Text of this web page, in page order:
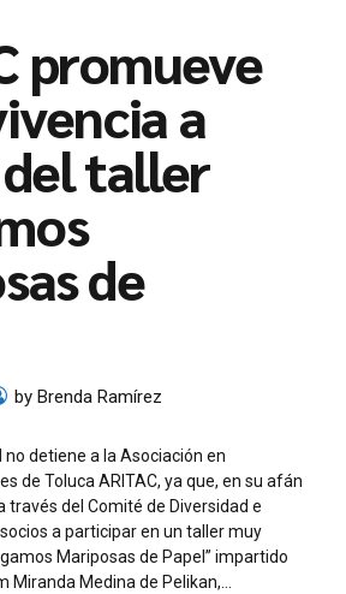
promueve
a
taller
de
by Brenda Ramírez
no detiene a la Asociación en
de Toluca ARITAC, ya que, en su afán
través del Comité de Diversidad e
a participar en un taller muy
Mariposas de Papel” impartido
Medina de Pelikan,...